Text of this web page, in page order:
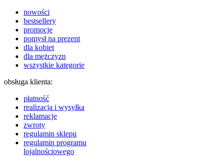
nowości
bestsellery
promocje
pomysł na prezent
dla kobiet
dla mężczyzn
wszystkie kategorie
obsługa klienta:
płatność
realizacja i wysyłka
reklamacje
zwroty
regulamin sklepu
regulamin programu
lojalnościowego